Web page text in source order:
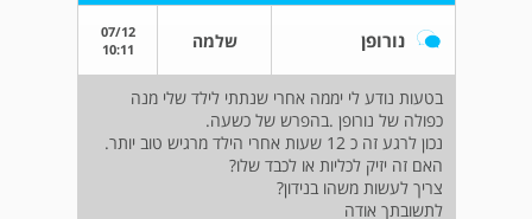
נורופן שלמה
07/12
10:11
בטעות נודע לי יממה אחרי שנתתי לילד שלי מנה
כפולה של נורופן .בהפרש של כשעה.
נכון לרגע זה כ 12 שעות אחרי הילד מרגיש טוב יותר.
האם זה יזיק לכליות או לכבד שלו?
צריך לעשות משהו בנידון?
לתשובתך אודה